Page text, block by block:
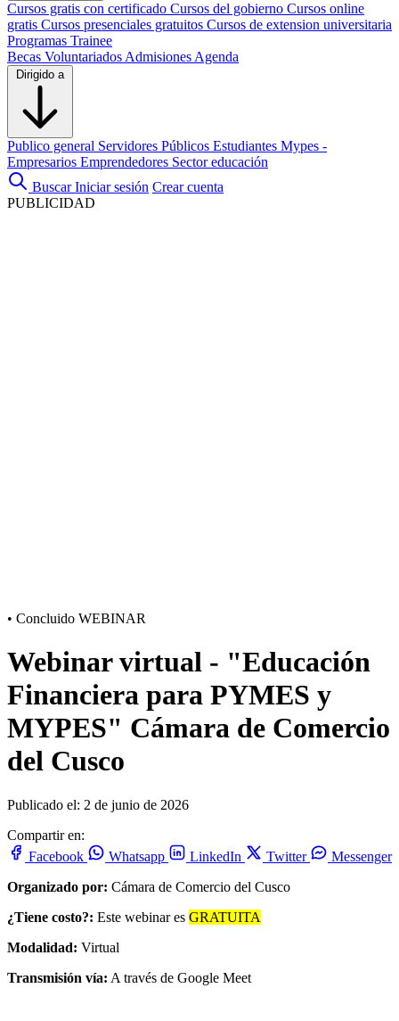
Cursos gratis con certificado Cursos del gobierno Cursos online
gratis Cursos presenciales gratuitos Cursos de extension universitaria
Programas Trainee
Becas Voluntariados Admisiones Agenda
Dirigido a
Publico general Servidores Públicos Estudiantes Mypes -
Empresarios Emprendedores Sector educación
Buscar Iniciar sesión Crear cuenta
PUBLICIDAD
• Concluido WEBINAR
Webinar virtual - "Educación
Financiera para PYMES y
MYPES" Cámara de Comercio
del Cusco
Publicado el: 2 de junio de 2026
Compartir en:
Facebook
Whatsapp LinkedIn Twitter
Messenger
Organizado por: Cámara de Comercio del Cusco
¿Tiene costo?: Este webinar es GRATUITA
Modalidad: Virtual
Transmisión vía: A través de Google Meet